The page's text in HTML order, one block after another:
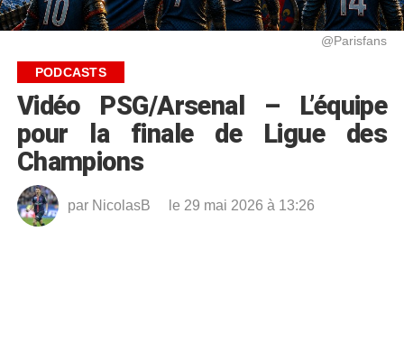
@Parisfans
PODCASTS
Vidéo PSG/Arsenal – L’équipe
pour la finale de Ligue des
Champions
par NicolasB le 29 mai 2026 à 13:26